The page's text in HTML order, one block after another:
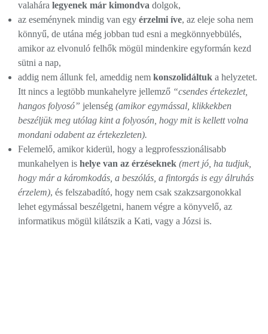
valahára legyenek már kimondva dolgok,
az eseménynek mindig van egy érzelmi íve, az eleje soha nem
könnyű, de utána még jobban tud esni a megkönnyebbülés,
amikor az elvonuló felhők mögül mindenkire egyformán kezd
sütni a nap,
addig nem állunk fel, ameddig nem konszolidáltuk a helyzetet.
Itt nincs a legtöbb munkahelyre jellemző “csendes értekezlet,
hangos folyosó” jelenség (amikor egymással, klikkekben
beszéljük meg utólag kint a folyosón, hogy mit is kellett volna
mondani odabent az értekezleten).
Felemelő, amikor kiderül, hogy a legprofesszionálisabb
munkahelyen is helye van az érzéseknek (mert jó, ha tudjuk,
hogy már a káromkodás, a beszólás, a fintorgás is egy álruhás
érzelem), és felszabadító, hogy nem csak szakzsargonokkal
lehet egymással beszélgetni, hanem végre a könyvelő, az
informatikus mögül kilátszik a Kati, vagy a Józsi is.